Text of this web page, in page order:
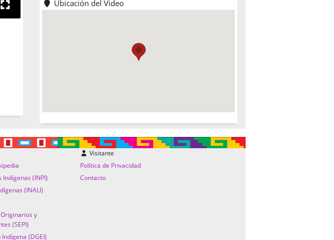
Ubicación del Video
(INPI)
(INALI)
y
(SEPI)
(DGEI)
Visitante
Política de Privacidad
Contacto